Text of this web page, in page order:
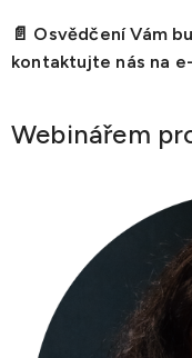
📄 Osvědčení Vám
kontaktujte nás na
Webinářem